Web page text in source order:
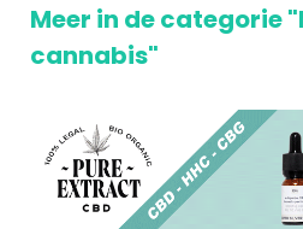
Meer in de categorie
cannabis"